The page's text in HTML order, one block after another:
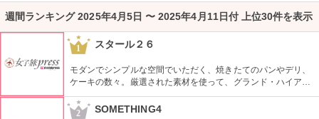
週間ランキング 2025年4月5日 〜 2025年4月11日付 上位30件を表示
1 スタール２６
モダンでシンプルな空間でいただく、焼きたてのパンやデリ、
ケーキの数々。厳選された素材を使って、グランド・ハイアッ
トのシェフが全て丹精こめてつくったもの。 素材や製法にこだ
わったハイアット風味の味わいをぜひ楽しんで。
2 SOMETHING4